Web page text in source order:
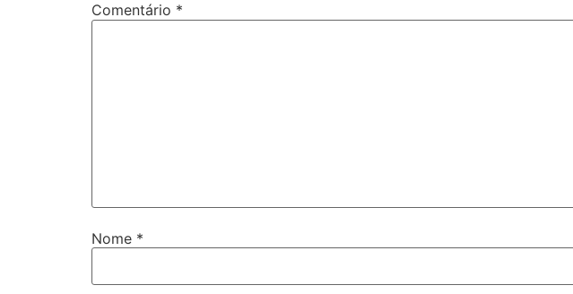
Comentário *
Nome *